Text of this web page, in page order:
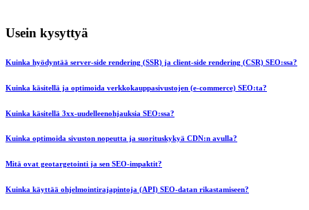
Usein kysyttyä
Kuinka hyödyntää server-side rendering (SSR) ja client-side rendering (CSR) SEO:ssa?
Kuinka käsitellä ja optimoida verkkokauppasivustojen (e-commerce) SEO:ta?
Kuinka käsitellä 3xx-uudelleenohjauksia SEO:ssa?
Kuinka optimoida sivuston nopeutta ja suorituskykyä CDN:n avulla?
Mitä ovat geotargetointi ja sen SEO-impaktit?
Kuinka käyttää ohjelmointirajapintoja (API) SEO-datan rikastamiseen?